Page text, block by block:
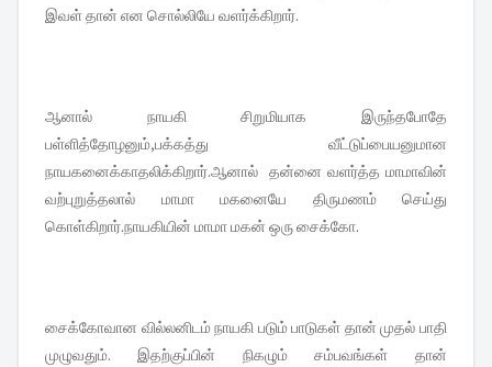
இவள் தான் என சொல்லியே வளர்க்கிறார்.
ஆனால் நாயகி சிறுமியாக இருந்தபோதே
பள்ளித்தோழனும்,பக்கத்து வீட்டுப்பையனுமான
நாயகனைக்காதலிக்கிறார்.ஆனால் தன்னை வளர்த்த மாமாவின்
வற்புறுத்தலால் மாமா மகனையே திருமணம் செய்து
கொள்கிறார்.நாயகியின் மாமா மகன் ஒரு சைக்கோ.
சைக்கோவான வில்லனிடம் நாயகி படும் பாடுகள் தான் முதல் பாதி
முழுவதும். இதற்குப்பின் நிகழும் சம்பவங்கள் தான்